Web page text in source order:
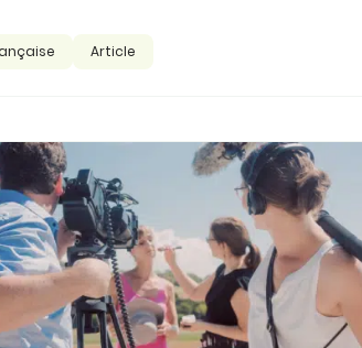
Article